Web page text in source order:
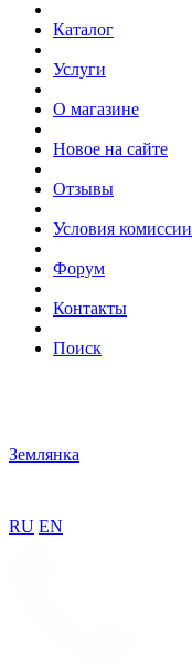
Каталог
Услуги
О магазине
Новое на сайте
Отзывы
Условия комиссии
Форум
Контакты
Поиск
Землянка
RU EN